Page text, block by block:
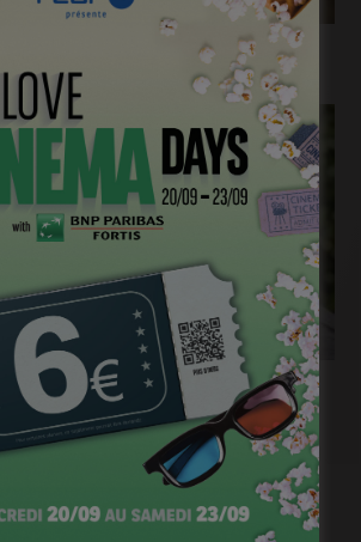
Tijmen Govaerts
2023: Raphaël Balboni